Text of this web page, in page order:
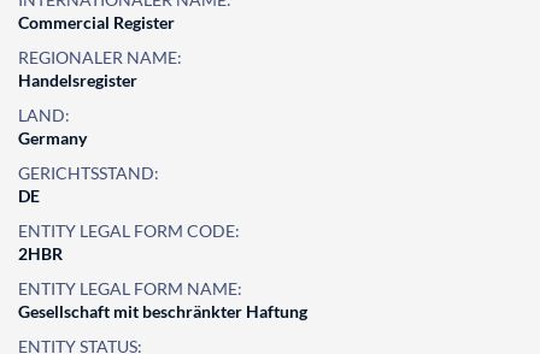
Commercial Register
REGIONALER NAME:
Handelsregister
LAND:
Germany
GERICHTSSTAND:
DE
ENTITY LEGAL FORM CODE:
2HBR
ENTITY LEGAL FORM NAME:
Gesellschaft mit beschränkter Haftung
ENTITY STATUS: